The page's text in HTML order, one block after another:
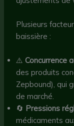
Plusieurs
baissière :
⚠️ Concurrence
des produits
Zepbound), qui
de marché.
🔄 Pressions
médicaments